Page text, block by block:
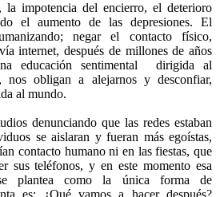
la impotencia del encierro, el deterioro
el aumento de las depresiones. El
negar el contacto físico,
internet, después de millones de años
educación sentimental
dirigida al
nos obligan a alejarnos y desconfiar,
al mundo.
denunciando que las redes estaban
se aislaran y fueran más egoístas,
contacto humano ni en las fiestas, que
sus teléfonos, y en este momento esa
plantea como la única forma de